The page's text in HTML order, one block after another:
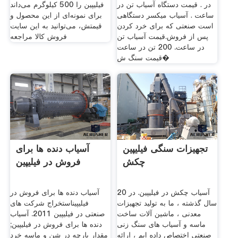
فیلیپین را 500 کیلوگرم می‌داند
برای نمونه‌ای از این محصول و
قیمتش، می‌توانید به این سایت
فروش کالا مراجعه
در . قیمت دستگاه آسیاب تن در
ساعت . آسیاب میکسر دستگاهی
است صنعتی که برای خرد کردن
پس از فروش.قیمت آسیاب تن
در ساعت. 200 تن در ساعت
قیمت سنگ ش�
آسیاب دنده ها برای
فروش در فیلیپین
آسیاب دنده ها برای فروش در
فیلیپیناستخراج شرکت های
صنعتی در فیلیپین 2011. آسیاب
دنده ها برای فروش در فیلیپین;
مقدار پارچه در شن و ماسه خرد
تجهیزات سنگی فیلیپین
چکش
آسیاب چکش در فیلیپین. در 20
سال گذشته ، ما به تولید تجهیزات
معدنی ، ماشین آلات ساخت
ماسه و آسیاب های سنگ زنی
صنعتی اختصاص داده ایم ، ارائه